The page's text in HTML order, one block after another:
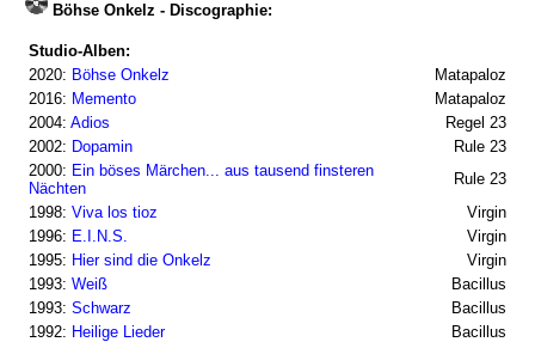
Böhse Onkelz - Discographie:
Studio-Alben:
2020: Böhse Onkelz
Matapaloz
2016: Memento
Matapaloz
2004: Adios
Regel 23
2002: Dopamin
Rule 23
2000: Ein böses Märchen... aus tausend finsteren
Nächten
Rule 23
1998: Viva los tioz
Virgin
1996: E.I.N.S.
Virgin
1995: Hier sind die Onkelz
Virgin
1993: Weiß
Bacillus
1993: Schwarz
Bacillus
1992: Heilige Lieder
Bacillus